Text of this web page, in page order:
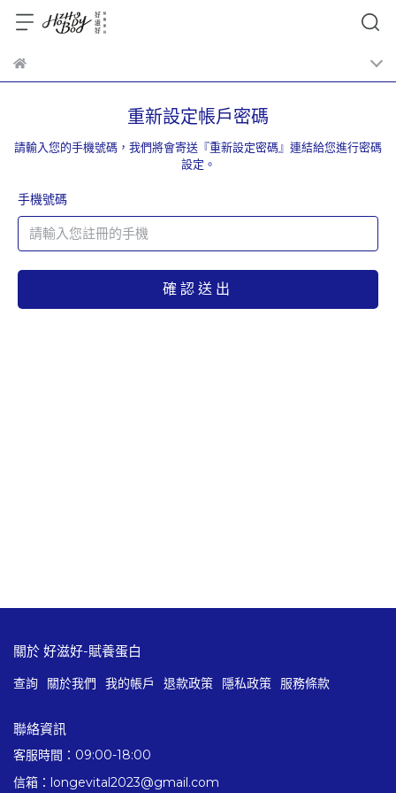
重新設定帳戶密碼
請輸入您的手機號碼，我們將會寄送『重新設定密碼』連結給您進行密碼
設定。
手機號碼
確認送出
關於 好滋好-賦養蛋白
查詢 關於我們 我的帳戶 退款政策 隱私政策 服務條款
聯絡資訊
客服時間：09:00-18:00
信箱：longevital2023@gmail.com